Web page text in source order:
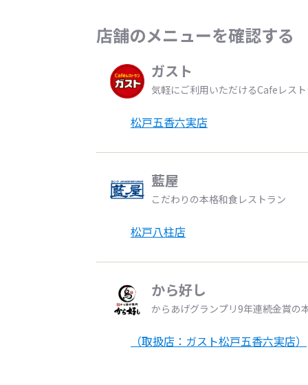
店舗のメニューを確認する
ガスト
気軽にご利用いただけるCafeレス
松戸五香六実店
藍屋
こだわりの本格和食レストラン
松戸八柱店
から好し
からあげグランプリ9年連続金賞の
（取扱店：ガスト松戸五香六実店）